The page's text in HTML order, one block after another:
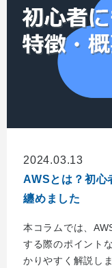
2024.03.13
AWSとは？初心
纏めました
本コラムでは、
する際のポイント
かりやすく解説しま